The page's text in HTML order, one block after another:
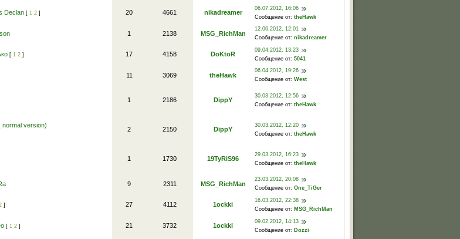
Declan [ 1 2] 20 4661 nikadreamer
06.07.2012, 16:06
Сообщение от: theHawk
1 2138 MSG_RichMan
12.06.2012, 12:01
Сообщение от: nikadreamer
[ 1 2] 17 4158 DoKtoR
09.04.2012, 13:23
Сообщение от: 5041
11 3069 theHawk
06.04.2012, 19:26
Сообщение от: West
1 2186 DippY
30.03.2012, 12:56
Сообщение от: theHawk
normal version)
2 2150 DippY
30.03.2012, 12:20
Сообщение от: theHawk
1 1730 19TyRiS96
29.03.2012, 16:23
Сообщение от: theHawk
9 2311 MSG_RichMan
23.03.2012, 20:08
Сообщение от: One_TiGer
] 27 4112 1ockki
16.03.2012, 22:38
Сообщение от: MSG_RichMan
[ 1 2] 21 3732 1ockki
09.02.2012, 14:13
Сообщение от: Dozzi